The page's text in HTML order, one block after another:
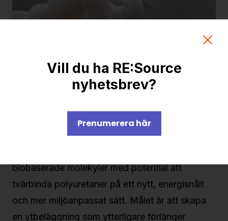
Networking with Nature
2023-09-15 till 2024-09-15
biobaserade molekyler med potential att
tvärbinda polyuretaner på ett nytt, energisnålt
och mer miljöanpassat sätt. Målet är att skapa
en ytbeläggning som ytterligare förlänger
Vill du ha RE:Source
nyhetsbrev?
Prenumerera här